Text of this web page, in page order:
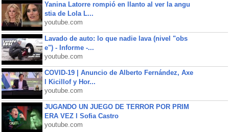
Yanina Latorre rompió en llanto al ver la angu
stia de Lola L...
youtube.com
Lavado de auto: lo que nadie lava (nivel "obs
e") - Informe -...
youtube.com
COVID-19 | Anuncio de Alberto Fernández, Axe
l Kicillof y Hor...
youtube.com
JUGANDO UN JUEGO DE TERROR POR PRIM
ERA VEZ l Sofia Castro
youtube.com